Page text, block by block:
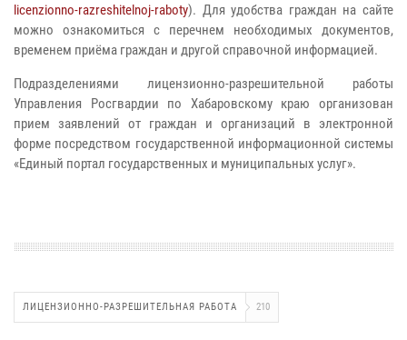
licenzionno-razreshitelnoj-raboty). Для удобства граждан на сайте
можно ознакомиться с перечнем необходимых документов,
временем приёма граждан и другой справочной информацией.
Подразделениями лицензионно-разрешительной работы
Управления Росгвардии по Хабаровскому краю организован
прием заявлений от граждан и организаций в электронной
форме посредством государственной информационной системы
«Единый портал государственных и муниципальных услуг».
ЛИЦЕНЗИОННО-РАЗРЕШИТЕЛЬНАЯ РАБОТА 210